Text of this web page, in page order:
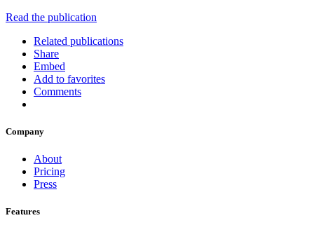
Read the publication
Related publications
Share
Embed
Add to favorites
Comments
Company
About
Pricing
Press
Features